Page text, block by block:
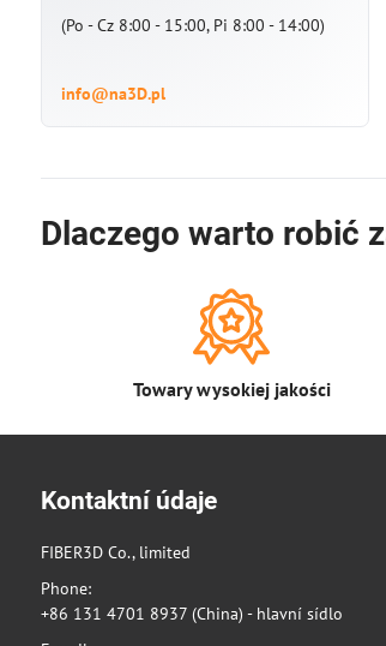
(Po - Cz 8:00 - 15:00, Pi 8:00 - 14:00)
info@na3D.pl
Dlaczego warto robić
Towary wysokiej jakości
Kontaktní údaje
FIBER3D Co., limited
Phone:
+86 131 4701 8937 (China) - hlavní sídlo